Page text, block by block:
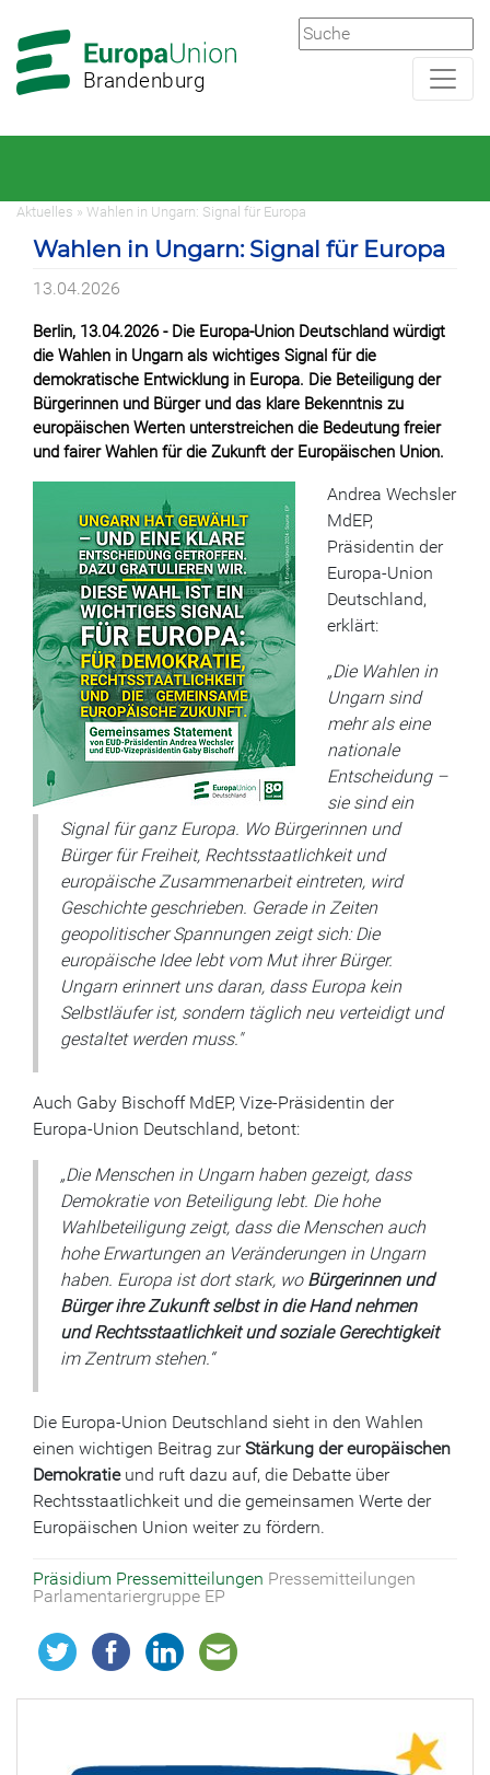
Hauptnavigation
Hauptbereich
Brandenburg
Aktuelles » Wahlen in Ungarn: Signal für Europa
Wahlen in Ungarn: Signal für Europa
13.04.2026
Berlin, 13.04.2026 - Die Europa-Union Deutschland würdigt
die Wahlen in Ungarn als wichtiges Signal für die
demokratische Entwicklung in Europa. Die Beteiligung der
Bürgerinnen und Bürger und das klare Bekenntnis zu
europäischen Werten unterstreichen die Bedeutung freier
und fairer Wahlen für die Zukunft der Europäischen Union.
Andrea Wechsler
MdEP,
Präsidentin der
Europa-Union
Deutschland,
erklärt:
„Die Wahlen in
Ungarn sind
mehr als eine
nationale
Entscheidung –
sie sind ein
Signal für ganz Europa. Wo Bürgerinnen und
Bürger für Freiheit, Rechtsstaatlichkeit und
europäische Zusammenarbeit eintreten, wird
Geschichte geschrieben. Gerade in Zeiten
geopolitischer Spannungen zeigt sich: Die
europäische Idee lebt vom Mut ihrer Bürger.
Ungarn erinnert uns daran, dass Europa kein
Selbstläufer ist, sondern täglich neu verteidigt und
gestaltet werden muss."
Auch Gaby Bischoff MdEP, Vize-Präsidentin der
Europa-Union Deutschland, betont:
„Die Menschen in Ungarn haben gezeigt, dass
Demokratie von Beteiligung lebt. Die hohe
Wahlbeteiligung zeigt, dass die Menschen auch
hohe Erwartungen an Veränderungen in Ungarn
haben. Europa ist dort stark, wo Bürgerinnen und
Bürger ihre Zukunft selbst in die Hand nehmen
und Rechtsstaatlichkeit und soziale Gerechtigkeit
im Zentrum stehen.“
Die Europa-Union Deutschland sieht in den Wahlen
einen wichtigen Beitrag zurStärkung der europäischen
Demokratieund ruft dazu auf, die Debatte über
Rechtsstaatlichkeit und die gemeinsamen Werte der
Europäischen Union weiter zu fördern.
Präsidium Pressemitteilungen Pressemitteilungen
Parlamentariergruppe EP